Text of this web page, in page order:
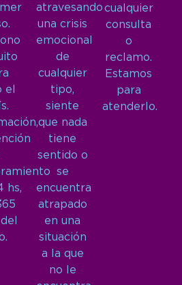
el
hs,
atravesando
una crisis
emocional
de
cualquier
tipo,
siente
que nada
tiene
sentido o
se
encuentra
atrapado
en una
situación
a la que
no le
cualquier
consulta
o
reclamo.
Estamos
para
atenderlo.